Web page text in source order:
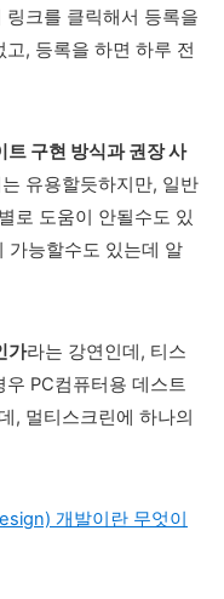
크를 클릭해서 등록을
, 등록을 하면 하루 전
구현 방식과 권장 사
유용할듯하지만, 일반
로 도움이 안될수도 있
가능할수도 있는데 알
가라는 강연인데, 티스
PC컴퓨터용 데스트
, 멀티스크린에 하나의
개발이란 무엇이